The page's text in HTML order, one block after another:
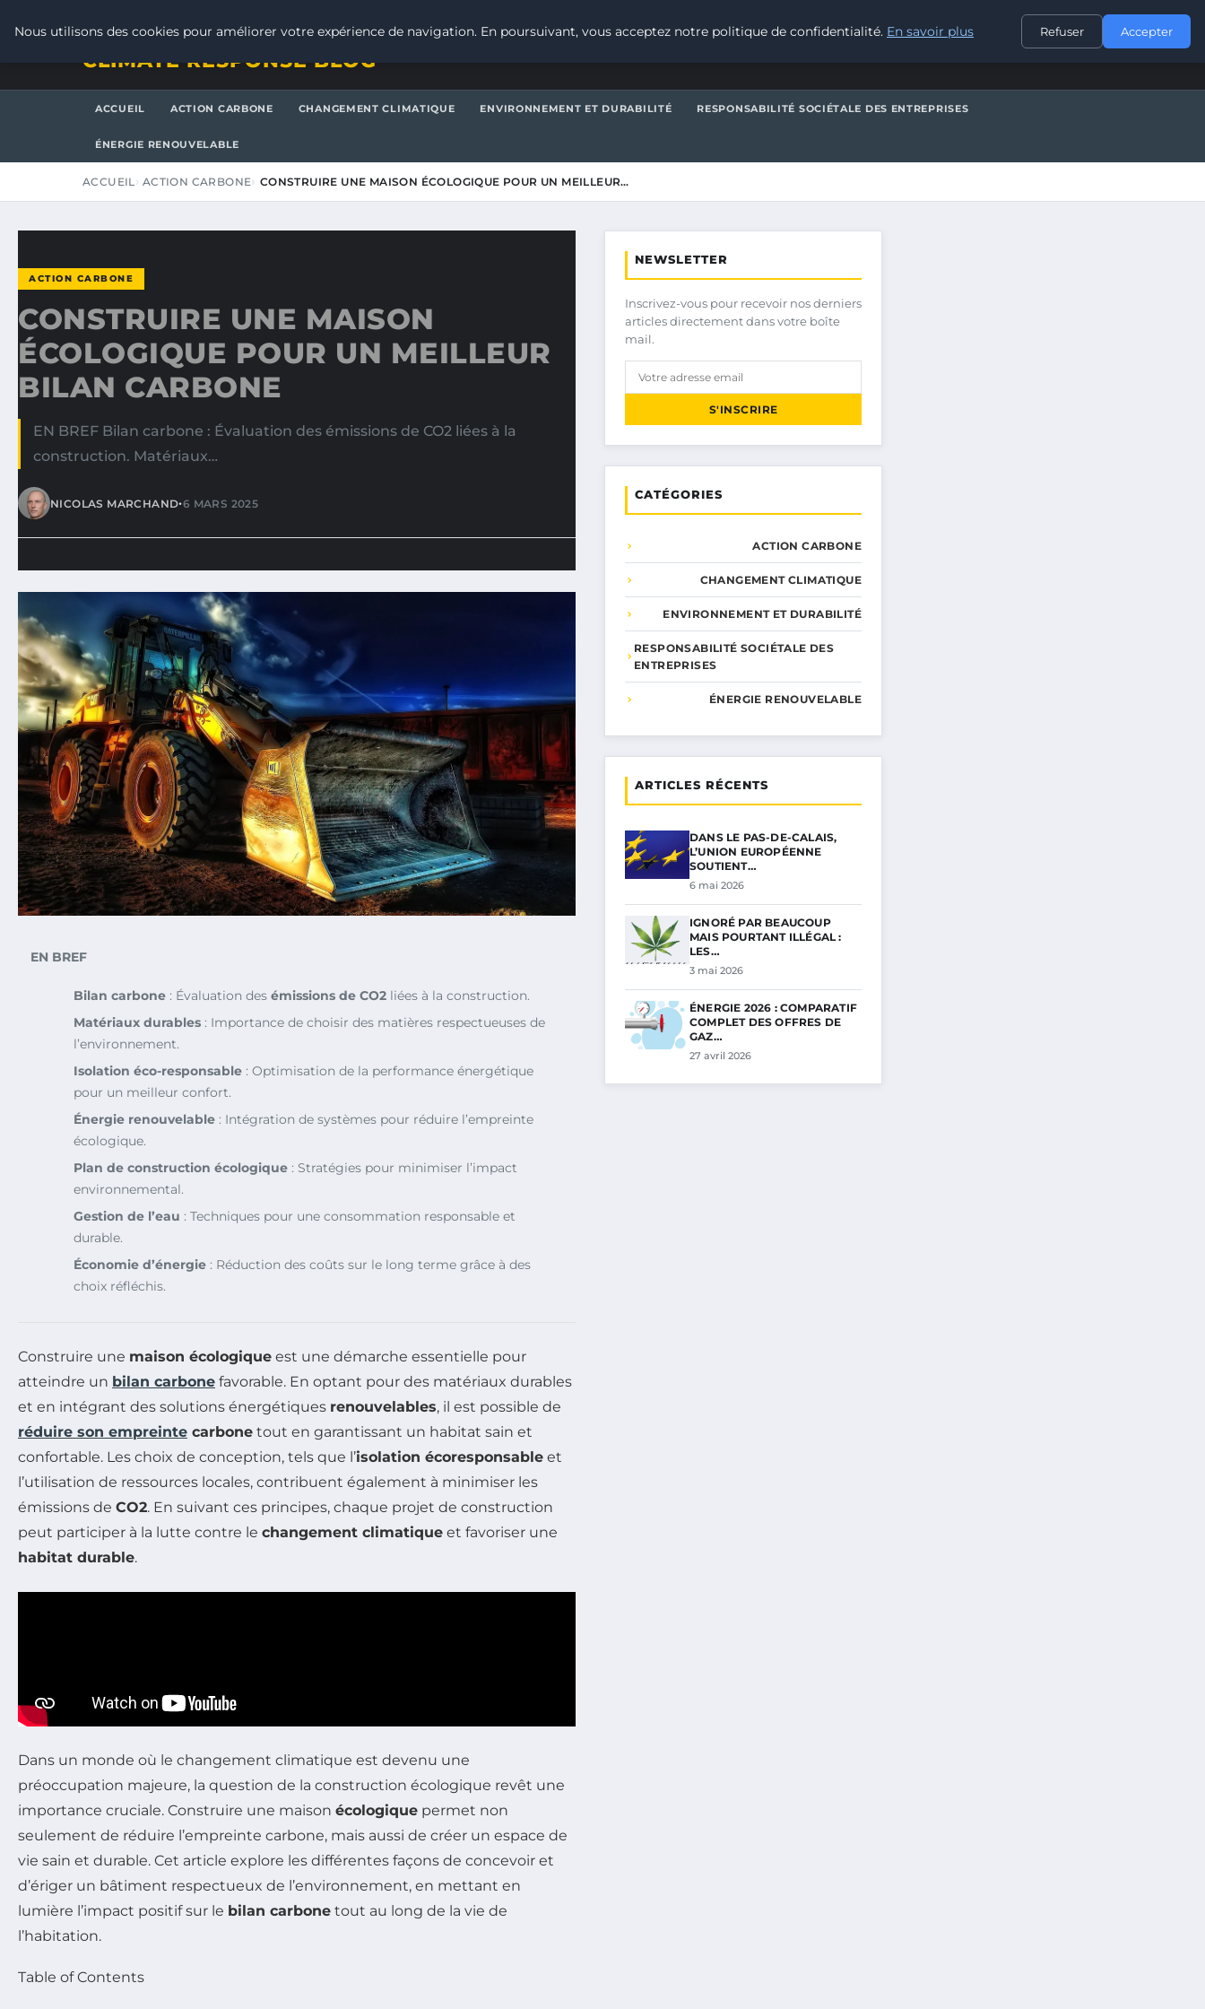
CONTACT
CLIMATE RESPONSE BLOG
ACCUEIL ACTION CARBONE CHANGEMENT CLIMATIQUE ENVIRONNEMENT ET DURABILITÉ RESPONSABILITÉ SOCIÉTALE DES ENTREPRISES
ÉNERGIE RENOUVELABLE
ACCUEIL ACTION CARBONE CONSTRUIRE UNE MAISON ÉCOLOGIQUE POUR UN MEILLEUR…
ACTION CARBONE
CONSTRUIRE UNE MAISON
ÉCOLOGIQUE POUR UN MEILLEUR
BILAN CARBONE
EN BREF Bilan carbone : Évaluation des émissions de CO2 liées à la
construction. Matériaux…
NICOLAS MARCHAND•6 MARS 2025
EN BREF
Bilan carbone : Évaluation des émissions de CO2 liées à la construction.
Matériaux durables : Importance de choisir des matières respectueuses de
l’environnement.
Isolation éco-responsable : Optimisation de la performance énergétique
pour un meilleur confort.
Énergie renouvelable : Intégration de systèmes pour réduire l’empreinte
écologique.
Plan de construction écologique : Stratégies pour minimiser l’impact
environnemental.
Gestion de l’eau : Techniques pour une consommation responsable et
durable.
Économie d’énergie : Réduction des coûts sur le long terme grâce à des
choix réfléchis.
Construire une maison écologique est une démarche essentielle pour
atteindre un bilan carbone favorable. En optant pour des matériaux durables
et en intégrant des solutions énergétiques renouvelables, il est possible de
réduire son empreinte carbone tout en garantissant un habitat sain et
confortable. Les choix de conception, tels que l’isolation écoresponsable et
l’utilisation de ressources locales, contribuent également à minimiser les
émissions de CO2. En suivant ces principes, chaque projet de construction
peut participer à la lutte contre le changement climatique et favoriser une
habitat durable.
Dans un monde où le changement climatique est devenu une
préoccupation majeure, la question de la construction écologique revêt une
importance cruciale. Construire une maison écologique permet non
seulement de réduire l’empreinte carbone, mais aussi de créer un espace de
vie sain et durable. Cet article explore les différentes façons de concevoir et
d’ériger un bâtiment respectueux de l’environnement, en mettant en
lumière l’impact positif sur le bilan carbone tout au long de la vie de
l’habitation.
Table of Contents
NEWSLETTER
Inscrivez-vous pour recevoir nos derniers
articles directement dans votre boîte
mail.
S'INSCRIRE
CATÉGORIES
ACTION CARBONE
CHANGEMENT CLIMATIQUE
ENVIRONNEMENT ET DURABILITÉ
RESPONSABILITÉ SOCIÉTALE DES
ENTREPRISES
ÉNERGIE RENOUVELABLE
ARTICLES RÉCENTS
DANS LE PAS-DE-CALAIS,
L’UNION EUROPÉENNE
SOUTIENT…
6 mai 2026
IGNORÉ PAR BEAUCOUP
MAIS POURTANT ILLÉGAL :
LES…
3 mai 2026
ÉNERGIE 2026 : COMPARATIF
COMPLET DES OFFRES DE
GAZ…
27 avril 2026
Nous utilisons des cookies pour améliorer votre expérience de navigation. En poursuivant, vous acceptez notre politique de confidentialité. En savoir plus Refuser Accepter